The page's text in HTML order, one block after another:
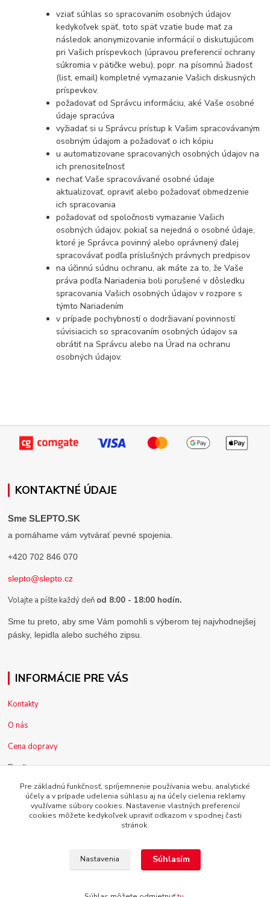
vziať súhlas so spracovaním osobných údajov
kedykoľvek späť, toto späť vzatie bude mať za
následok anonymizovanie informácií o diskutujúcom
pri Vašich príspevkoch (úpravou preferencií ochrany
súkromia v pätičke webu), popr. na písomnú žiadosť
(list, email) kompletné vymazanie Vašich diskusných
príspevkov.
požadovať od Správcu informáciu, aké Vaše osobné
údaje spracúva
vyžiadať si u Správcu prístup k Vašim spracovávaným
osobným údajom a požadovať o ich kópiu
u automatizovane spracovaných osobných údajov na
ich prenositeľnosť
nechať Vaše spracovávané osobné údaje
aktualizovať, opraviť alebo požadovať obmedzenie
ich spracovania
požadovať od spoločnosti vymazanie Vašich
osobných údajov, pokiaľ sa nejedná o osobné údaje,
ktoré je Správca povinný alebo oprávnený ďalej
spracovávať podľa príslušných právnych predpisov
na účinnú súdnu ochranu, ak máte za to, že Vaše
práva podľa Nariadenia boli porušené v dôsledku
spracovania Vašich osobných údajov v rozpore s
týmto Nariadením
v prípade pochybností o dodržiavaní povinností
súvisiacich so spracovaním osobných údajov sa
obrátiť na Správcu alebo na Úrad na ochranu
osobných údajov.
KONTAKTNÉ ÚDAJE
Sme SLEPTO.SK
a pomáhame vám vytvárať pevné spojenia.
+420 702 846 070
slepto@slepto.cz
Volajte a píšte každý deň od 8:00 - 18:00 hodín.
Sme tu preto, aby sme Vám pomohli s výberom tej najvhodnejšej
pásky, lepidla alebo suchého zipsu.
INFORMÁCIE PRE VÁS
Kontakty
O nás
Cena dopravy
Pre firmy
Reklamácia tovaru
Obchodné podmienky
Copyright © 2014 - 2025 SLEPTO, s.r.o. , Všetky práva vyhradené
Pre základnú funkčnosť, spríjemnenie používania webu, analytické
účely a v prípade udelenia súhlasu aj na účely cielenia reklamy
využívame súbory cookies. Nastavenie vlastných preferencií
cookies môžete kedykoľvek upraviť odkazom v spodnej časti
stránok.
Nastavenia Súhlasím